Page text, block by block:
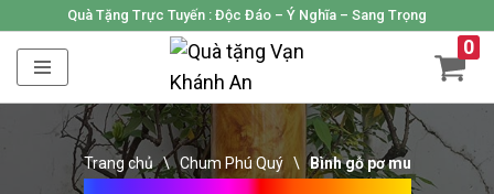
Skip
to
content
Quà Tặng Trực Tuyến : Độc Đáo – Ý Nghĩa – Sang Trọng
0
Trang chủ\Chum Phú Quý\Bình gỗ pơ mu